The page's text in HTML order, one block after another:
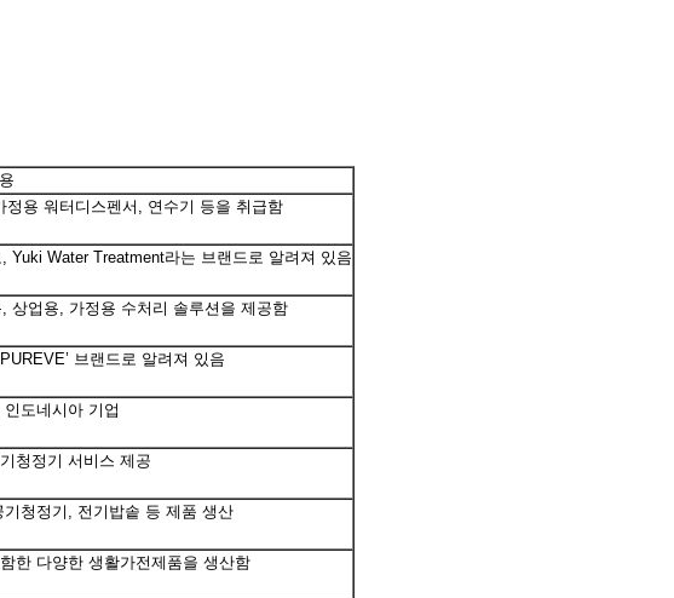
용 워터디스펜서, 연수기 등을 취급함
Water Treatment라는 브랜드로 알려져 있음
상업용, 가정용 수처리 솔루션을 제공함
브랜드로 알려져 있음
도네시아 기업
청정기 서비스 제공
청정기, 전기밥솥 등 제품 생산
한 다양한 생활가전제품을 생산함